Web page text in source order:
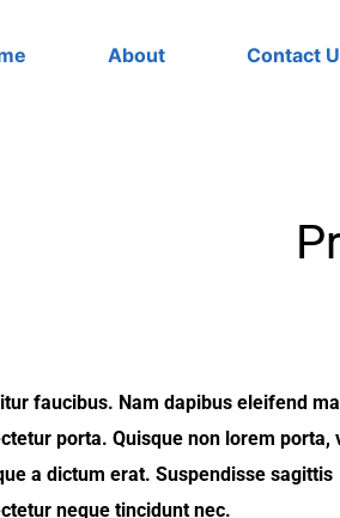
About Contact
faucibus. Nam dapibus eleifend
porta. Quisque non lorem porta,
a dictum erat. Suspendisse sagittis
neque tincidunt nec.